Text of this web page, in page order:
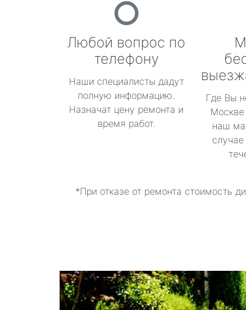
Любой вопрос по
телефону
Наши специалисты дадут
полную информацию.
Назначат цену ремонта и
время работ.
Где Вы
Москве
наш
*При отказе от ремонта стоимость